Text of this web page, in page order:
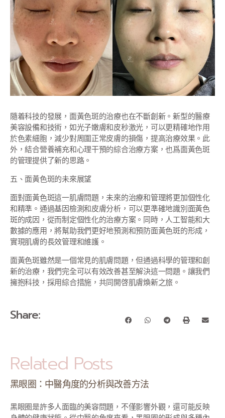
隨着科技的發展，面黃色斑的治療也在不斷創新。新型的醫療
美容設備和技術，如光子嫩膚和皮秒激光，可以更精確地作用
於色素細胞，減少對周圍正常皮膚的損傷，提高治療效果。此
外，結合營養補充和心理干預的綜合治療方案，也爲面黃色斑
的管理提供了新的思路。
五、面黃色斑的未來展望
面對面黃色斑這一肌膚問題，未來的治療和管理將更加個性化
和精準。通過基因檢測和皮膚分析，可以更準確地識別面黃色
斑的成因，從而制定個性化的治療方案。同時，人工智能和大
數據的應用，將幫助我們更好地預測和預防面黃色斑的形成，
實現肌膚的長效管理和維護。
面黃色斑雖然是一個常見的肌膚問題，但通過科學的管理和創
新的治療，我們完全可以有效改善甚至解決這一問題。讓我們
擁抱科技，採用綜合措施，共同開啓肌膚煥新之旅。
Share:
Related Posts
黑眼圈：中醫角度的分析與改善方法
黑眼圈是許多人面臨的美容問題，不僅影響外觀，還可能反映